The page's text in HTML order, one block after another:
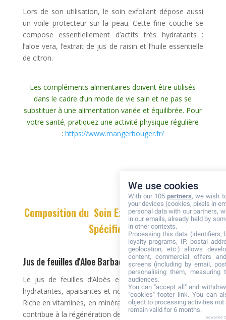
Lors de son utilisation, le soin exfoliant dépose aussi
un voile protecteur sur la peau. Cette fine couche se
compose essentiellement d’actifs très hydratants :
l’aloe vera, l’extrait de jus de raisin et l’huile essentielle
de citron.
Les compléments alimentaires doivent être utilisés
dans le cadre d’un mode de vie sain et ne pas se
substituer à une alimentation variée et équilibrée. Pour
votre santé, pratiquez une activité physique régulière
:https://www.mangerbouger.fr/
Composition du Soin Exfoliant – Les Soins
Spécifiques
Jus de feuilles d'Aloe Barbadensis
Le jus de feuilles d’Aloès est prisé pour ses vertus
hydratantes, apaisantes et nourrissantes pour la peau.
Riche en vitamines, en minéraux et en acides aminés, il
contribue à la régénération de la peau.
We use cookies
With our 105partners, we wish
your devices (cookies, pixels in
personal data with our partners,
in our emails, already held by
in other contexts.
Processing this data (identifiers,
loyalty programs, IP, postal
geolocation, etc.) allows
content, commercial offers
screens (including by email,
personalising them, measuring
audiences.
You can "accept all" and
"cookies" footer link. You can
object to processing activities
remain valid for 6 months.
powered